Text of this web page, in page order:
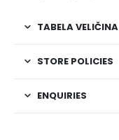
TABELA VELIČINA
STORE POLICIES
ENQUIRIES